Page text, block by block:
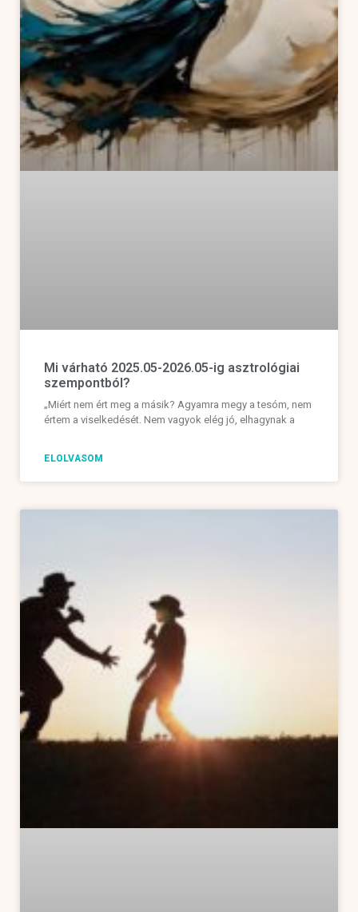
Mi várható 2025.05-2026.05-ig asztrológiai
szempontból?
„Miért nem ért meg a másik? Agyamra megy a tesóm, nem
értem a viselkedését. Nem vagyok elég jó, elhagynak a
ELOLVASOM